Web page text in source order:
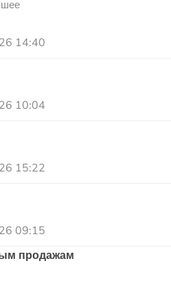
14:40
10:04
15:22
09:15
продажам